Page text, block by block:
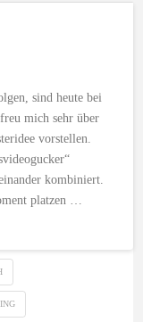
sind heute bei
mich sehr über
vorstellen.
kombiniert.
platzen …